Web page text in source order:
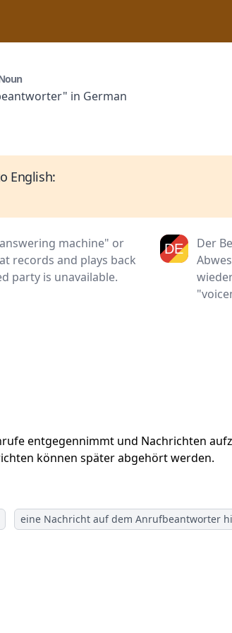
in German
English:
machine" or
records and plays back
party is unavailable.
Der
entgegennimmt und Nachrichten
können später abgehört werden.
eine Nachricht auf dem Anrufbeantworter